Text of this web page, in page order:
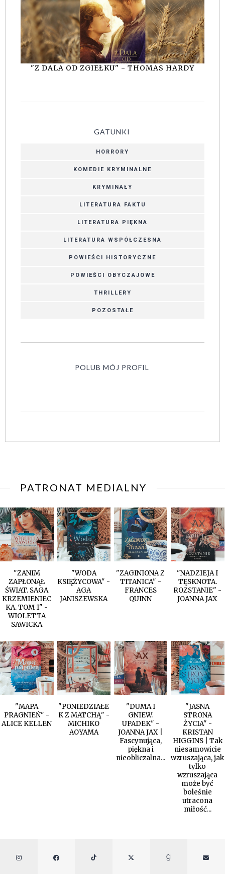
"Z DALA OD ZGIEŁKU" - THOMAS HARDY
GATUNKI
HORRORY
KOMEDIE KRYMINALNE
KRYMINAŁY
LITERATURA FAKTU
LITERATURA PIĘKNA
LITERATURA WSPÓŁCZESNA
POWIEŚCI HISTORYCZNE
POWIEŚCI OBYCZAJOWE
THRILLERY
POZOSTAŁE
POLUB MÓJ PROFIL
PATRONAT MEDIALNY
"ZANIM
ZAPŁONĄŁ
ŚWIAT. SAGA
KRZEMIENIEC
KA. TOM 1" -
WIOLETTA
SAWICKA
"WODA
KSIĘŻYCOWA" -
AGA
JANISZEWSKA
"ZAGINIONA Z
TITANICA" -
FRANCES
QUINN
"NADZIEJA I
TĘSKNOTA.
ROZSTANIE" -
JOANNA JAX
"MAPA
PRAGNIEŃ" -
ALICE KELLEN
"PONIEDZIAŁE
K Z MATCHĄ" -
MICHIKO
AOYAMA
"DUMA I
GNIEW.
UPADEK" -
JOANNA JAX |
Fascynująca,
piękna i
nieobliczalna...
"JASNA
STRONA
ŻYCIA" -
KRISTAN
HIGGINS | Tak
niesamowicie
wzruszająca, jak
tylko
wzruszająca
może być
boleśnie
utracona
miłość...